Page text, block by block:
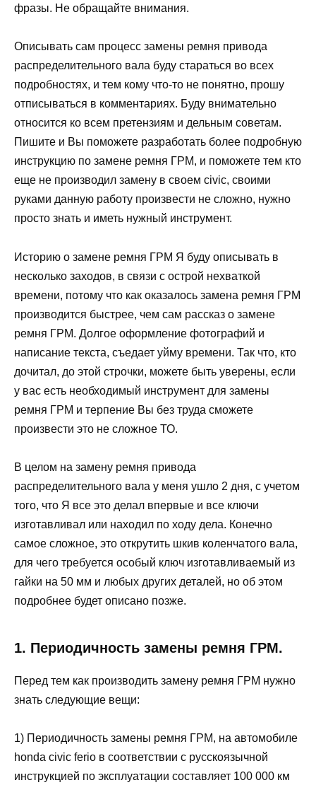
фразы. Не обращайте внимания.
Описывать сам процесс замены ремня привода
распределительного вала буду стараться во всех
подробностях, и тем кому что-то не понятно, прошу
отписываться в комментариях. Буду внимательно
относится ко всем претензиям и дельным советам.
Пишите и Вы поможете разработать более подробную
инструкцию по замене ремня ГРМ, и поможете тем кто
еще не производил замену в своем civic, своими
руками данную работу произвести не сложно, нужно
просто знать и иметь нужный инструмент.
Историю о замене ремня ГРМ Я буду описывать в
несколько заходов, в связи с острой нехваткой
времени, потому что как оказалось замена ремня ГРМ
производится быстрее, чем сам рассказ о замене
ремня ГРМ. Долгое оформление фотографий и
написание текста, съедает уйму времени. Так что, кто
дочитал, до этой строчки, можете быть уверены, если
у вас есть необходимый инструмент для замены
ремня ГРМ и терпение Вы без труда сможете
произвести это не сложное ТО.
В целом на замену ремня привода
распределительного вала у меня ушло 2 дня, с учетом
того, что Я все это делал впервые и все ключи
изготавливал или находил по ходу дела. Конечно
самое сложное, это открутить шкив коленчатого вала,
для чего требуется особый ключ изготавливаемый из
гайки на 50 мм и любых других деталей, но об этом
подробнее будет описано позже.
1. Периодичность замены ремня ГРМ.
Перед тем как производить замену ремня ГРМ нужно
знать следующие вещи:
1) Периодичность замены ремня ГРМ, на автомобиле
honda civic ferio в соответствии с русскоязычной
инструкцией по эксплуатации составляет 100 000 км